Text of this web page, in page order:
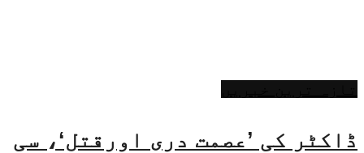
ڈاکٹر کی ’عصمت دری اورقتل‘، سی